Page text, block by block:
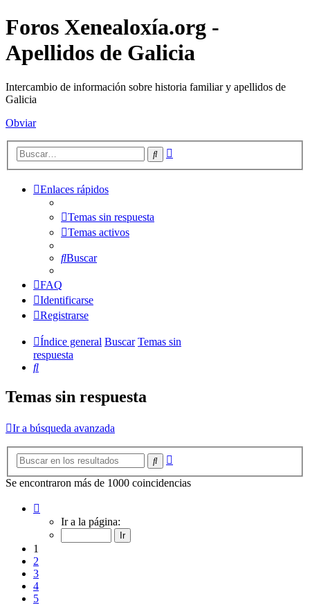
Foros Xenealoxía.org -
Apellidos de Galicia
Intercambio de información sobre historia familiar y apellidos de
Galicia
Obviar
Buscar
Enlaces rápidos
Temas sin respuesta
Temas activos
Buscar
FAQ
Identificarse
Registrarse
Índice general Buscar Temas sin
respuesta
Buscar
Temas sin respuesta
Ir a búsqueda avanzada
Buscar
Se encontraron más de 1000 coincidencias
Ir a la página:
1
2
3
4
5